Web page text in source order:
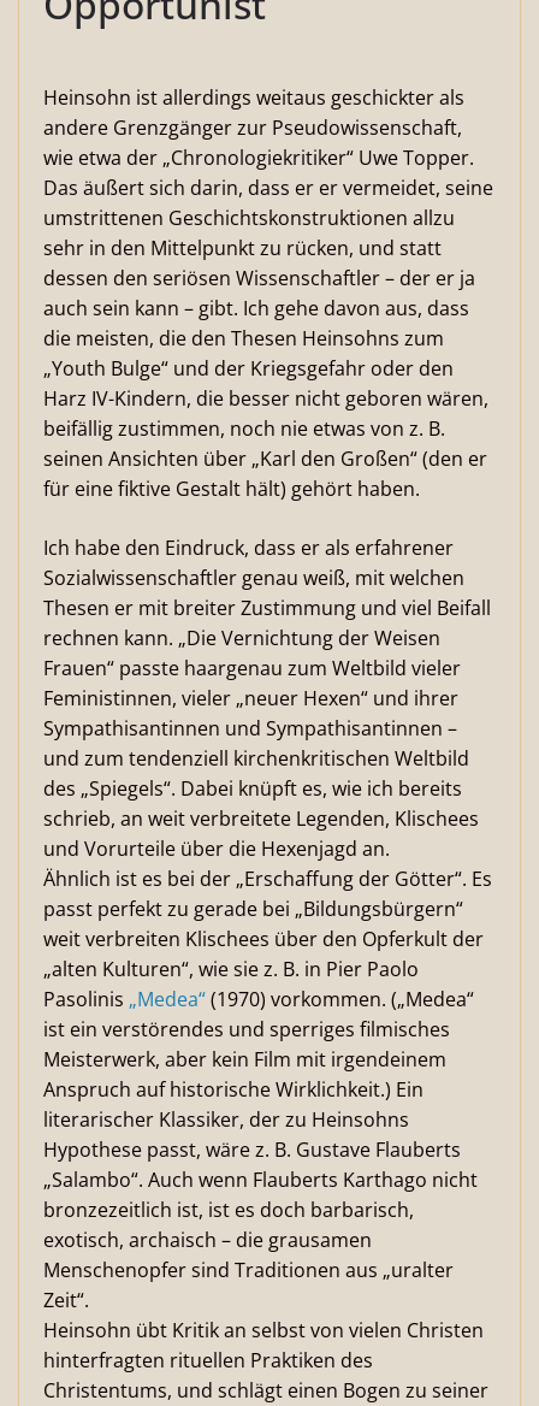
Heinsohn ist allerdings weitaus geschickter als
andere Grenzgänger zur Pseudowissenschaft,
wie etwa der „Chronologiekritiker“ Uwe Topper.
Das äußert sich darin, dass er er vermeidet, seine
umstrittenen Geschichtskonstruktionen allzu
sehr in den Mittelpunkt zu rücken, und statt
dessen den seriösen Wissenschaftler – der er ja
auch sein kann – gibt. Ich gehe davon aus, dass
die meisten, die den Thesen Heinsohns zum
„Youth Bulge“ und der Kriegsgefahr oder den
Harz IV-Kindern, die besser nicht geboren wären,
beifällig zustimmen, noch nie etwas von z. B.
seinen Ansichten über „Karl den Großen“ (den er
für eine fiktive Gestalt hält) gehört haben.
Ich habe den Eindruck, dass er als erfahrener
Sozialwissenschaftler genau weiß, mit welchen
Thesen er mit breiter Zustimmung und viel Beifall
rechnen kann. „Die Vernichtung der Weisen
Frauen“ passte haargenau zum Weltbild vieler
Feministinnen, vieler „neuer Hexen“ und ihrer
Sympathisantinnen und Sympathisantinnen –
und zum tendenziell kirchenkritischen Weltbild
des „Spiegels“. Dabei knüpft es, wie ich bereits
schrieb, an weit verbreitete Legenden, Klischees
und Vorurteile über die Hexenjagd an.
Ähnlich ist es bei der „Erschaffung der Götter“. Es
passt perfekt zu gerade bei „Bildungsbürgern“
weit verbreiten Klischees über den Opferkult der
„alten Kulturen“, wie sie z. B. in Pier Paolo
Pasolinis „Medea“(1970) vorkommen. („Medea“
ist ein verstörendes und sperriges filmisches
Meisterwerk, aber kein Film mit irgendeinem
Anspruch auf historische Wirklichkeit.) Ein
literarischer Klassiker, der zu Heinsohns
Hypothese passt, wäre z. B. Gustave Flauberts
„Salambo“. Auch wenn Flauberts Karthago nicht
bronzezeitlich ist, ist es doch barbarisch,
exotisch, archaisch – die grausamen
Menschenopfer sind Traditionen aus „uralter
Zeit“.
Heinsohn übt Kritik an selbst von vielen Christen
hinterfragten rituellen Praktiken des
Christentums, und schlägt einen Bogen zu seiner